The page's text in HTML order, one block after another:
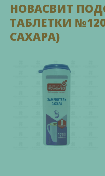
НОВАСВИТ
ТАБЛЕТКИ
САХАРА)